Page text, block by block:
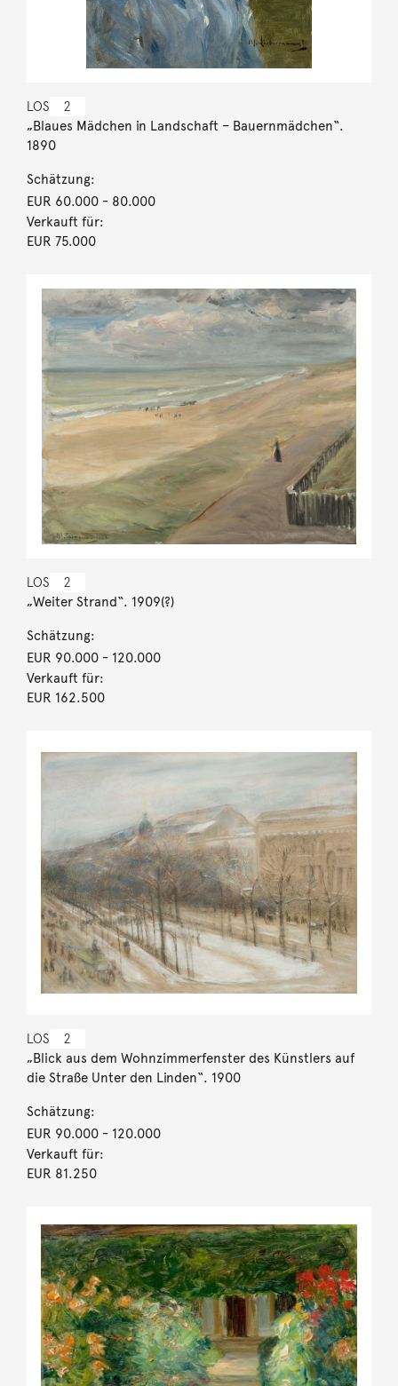
LOS 2
„Blaues Mädchen in Landschaft – Bauernmädchen“.
1890
Schätzung:
EUR 60.000- 80.000
Verkauft für:
EUR 75.000
LOS 2
„Weiter Strand“. 1909(?)
Schätzung:
EUR 90.000- 120.000
Verkauft für:
EUR 162.500
LOS 2
„Blick aus dem Wohnzimmerfenster des Künstlers auf
die Straße Unter den Linden“. 1900
Schätzung:
EUR 90.000- 120.000
Verkauft für:
EUR 81.250